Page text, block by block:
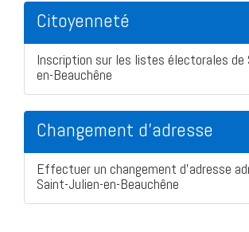
Citoyenneté
Inscription sur les listes électorales de
en-Beauchêne
Changement d'adresse
Effectuer un changement d'adresse
Saint-Julien-en-Beauchêne